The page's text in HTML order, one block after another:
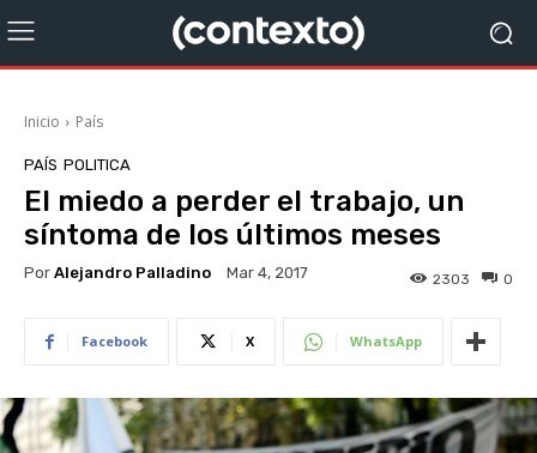
Inicio País
PAÍS POLITICA
El miedo a perder el trabajo, un
síntoma de los últimos meses
Por Alejandro Palladino Mar 4, 2017 0
2303
Facebook X WhatsApp